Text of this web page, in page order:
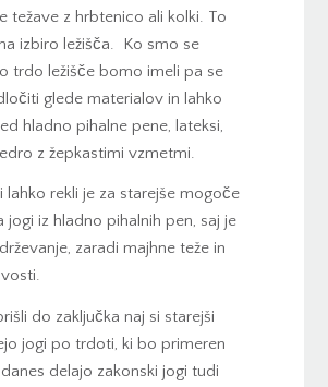
težave z hrbtenico ali kolki. To
izbiro ležišča. Ko smo se
trdo ležišče bomo imeli pa se
glede materialov in lahko
hladno pihalne pene, lateksi,
z žepkastimi vzmetmi.
lahko rekli je za starejše mogoče
jogi iz hladno pihalnih pen, saj je
zaradi majhne teže in
do zaključka naj si starejši
jogi po trdoti, ki bo primeren
delajo zakonski jogi tudi